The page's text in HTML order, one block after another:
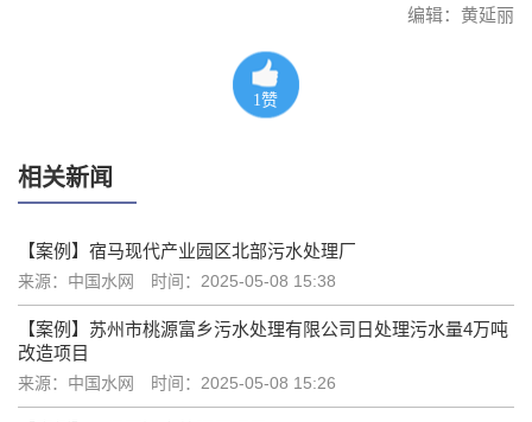
编辑：黄延丽
1 赞
相关新闻
【案例】宿马现代产业园区北部污水处理厂
来源：中国水网 时间：2025-05-08 15:38
【案例】苏州市桃源富乡污水处理有限公司日处理污水量4万吨
改造项目
来源：中国水网 时间：2025-05-08 15:26